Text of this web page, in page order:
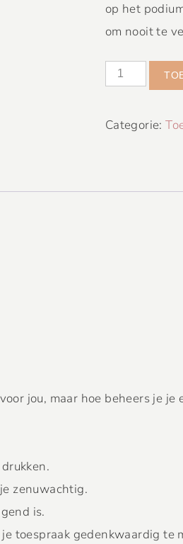
op het
om nooit te
Categorie:
jou, maar hoe beheers je je
zenuwachtig.
is.
toespraak gedenkwaardig te